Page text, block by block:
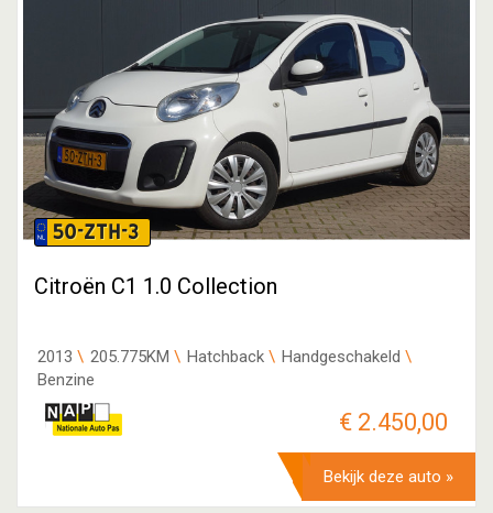
50-ZTH-3
Citroën C1 1.0 Collection
2013 205.775KM Hatchback
Handgeschakeld
Benzine
€ 2.450,00
Bekijk deze auto »